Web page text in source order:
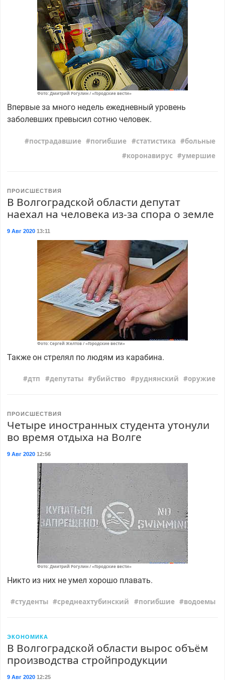
Фото: Дмитрий Рогулин / «Городские вести»
Впервые за много недель ежедневный уровень
заболевших превысил сотню человек.
пострадавшие погибшие статистика
больные
коронавирус
умершие
ПРОИСШЕСТВИЯ
В Волгоградской области депутат
наехал на человека из-за спора о земле
9 Авг 202013:11
Фото: Сергей Желтов / «Городские вести»
Также он стрелял по людям из карабина.
дтп депутаты убийство руднянский оружие
ПРОИСШЕСТВИЯ
Четыре иностранных студента утонули
во время отдыха на Волге
9 Авг 202012:56
Фото: Дмитрий Рогулин / «Городские вести»
Никто из них не умел хорошо плавать.
студенты среднеахтубинский погибшие водоемы
ЭКОНОМИКА
В Волгоградской области вырос объём
производства стройпродукции
9 Авг 202012:25